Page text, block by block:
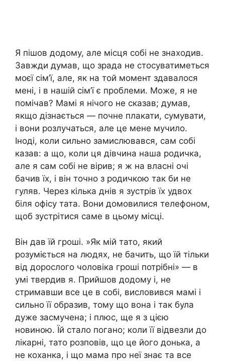
Я пішов додому, але місця собі не знаходив.
Завжди думав, що зрада не стосуватиметься
моєї сім’ї, але, як на той момент здавалося
мені, і в нашій сім’ї є проблеми. Може, я не
помічав? Мамі я нічого не сказав; думав,
якщо дізнається — почне плакати, сумувати,
і вони розлучаться, але це мене мучило.
Іноді, коли сильно замислювався, сам собі
казав: а що, коли ця дівчина наша родичка,
але я сам собі не вірив; я ж на власні очі
бачив їх, і він точно з родичкою так би не
гуляв. Через кілька днів я зустрів їх удвох
біля офісу тата. Вони домовилися телефоном,
щоб зустрітися саме в цьому місці.
Він дав їй гроші. »Як мій тато, який
розуміється на людях, не бачить, що їй тільки
від дорослого чоловіка гроші потрібні» — в
умі твердив я. Прийшов додому і, не
стримавши все це в собі, висловився мамі і
сильно її образив, тому що вона і так була
дуже засмучена; і плюс, ще я з цією
новиною. Їй стало погано; коли її відвезли до
лікарні, тато розповів, що це його донька, а
не коханка, і що мама про неї знає та все